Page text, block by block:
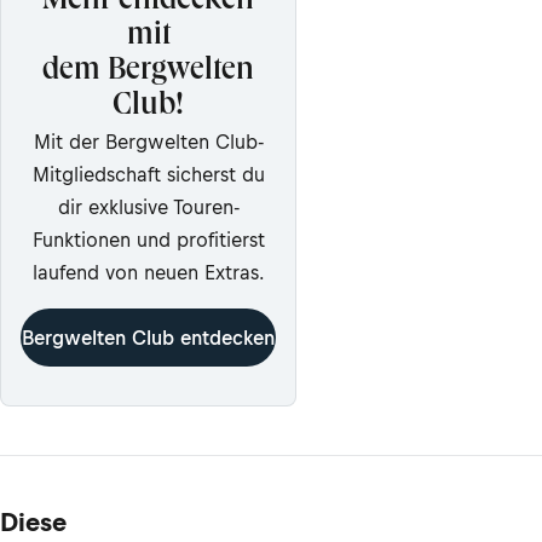
mit
dem Bergwelten
Club!
Mit der Bergwelten Club-
Mitgliedschaft sicherst du
dir exklusive Touren-
Funktionen und profitierst
laufend von neuen Extras.
Bergwelten Club entdecken
Diese